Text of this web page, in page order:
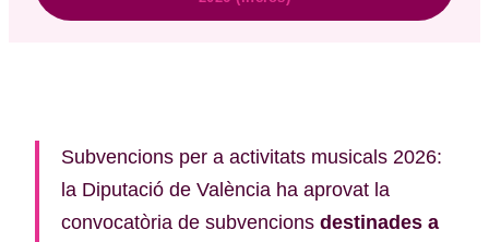
Subvencions per a activitats musicals 2026:
la Diputació de València ha aprovat la
convocatòria de subvencions destinades a